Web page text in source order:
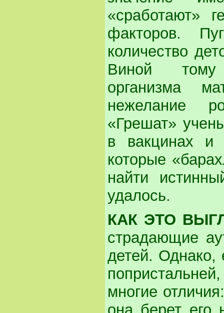
«сработают»
факторов.
количество
Виной тому
организма
нежелание
«Грешат»
в вакцинах и
которые
найти
удалось.
КАК ЭТО
страдающие
детей. Однако,
многие